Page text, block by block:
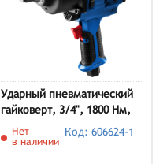
Ударный пневматический
гайковерт, 3/4", 1800 Нм,
64230 ЗУБР ПГ-1800
Нет
в наличии
Код: 606624-1